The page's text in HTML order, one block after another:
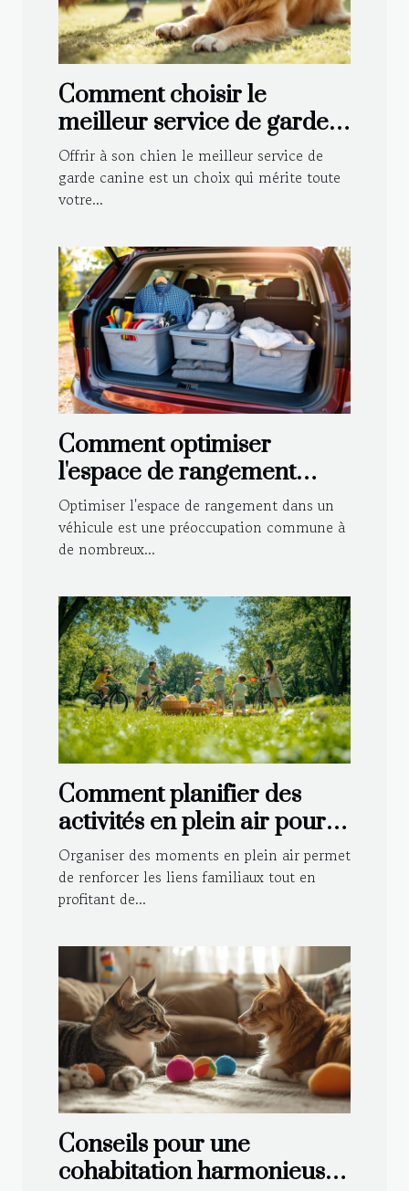
Comment choisir le
meilleur service de garde
canine pour votre
compagnon ?
Offrir à son chien le meilleur service de
garde canine est un choix qui mérite toute
votre...
Comment optimiser
l'espace de rangement
dans votre véhicule ?
Optimiser l'espace de rangement dans un
véhicule est une préoccupation commune à
de nombreux...
Comment planifier des
activités en plein air pour
toute la famille ?
Organiser des moments en plein air permet
de renforcer les liens familiaux tout en
profitant de...
Conseils pour une
cohabitation harmonieuse